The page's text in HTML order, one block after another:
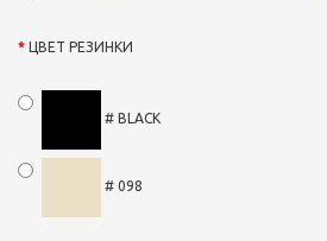
ЦВЕТ РЕЗИНКИ
# BLACK
# 098